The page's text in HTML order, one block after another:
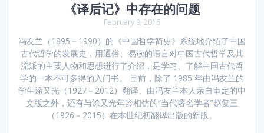
《译后记》中存在的问题
February 9, 2016
冯友兰（1895－1990）的《中国哲学简史》系统地介绍了中国
古代哲学的发展史，用通俗、易读的语言对中国古代哲学及其
流派的主要人物和思想进行了介绍，是学习、了解中国古代哲
学的一本不可多得的入门书。 目前，除了 1985 年由冯友兰的
学生涂又光（1927－2012）翻译、由冯友兰本人亲自审定的中
文版之外，还有与涂又光年龄相仿的“当代著名学者”赵复三
（1926－2015）在本世纪初翻译出版的新版。